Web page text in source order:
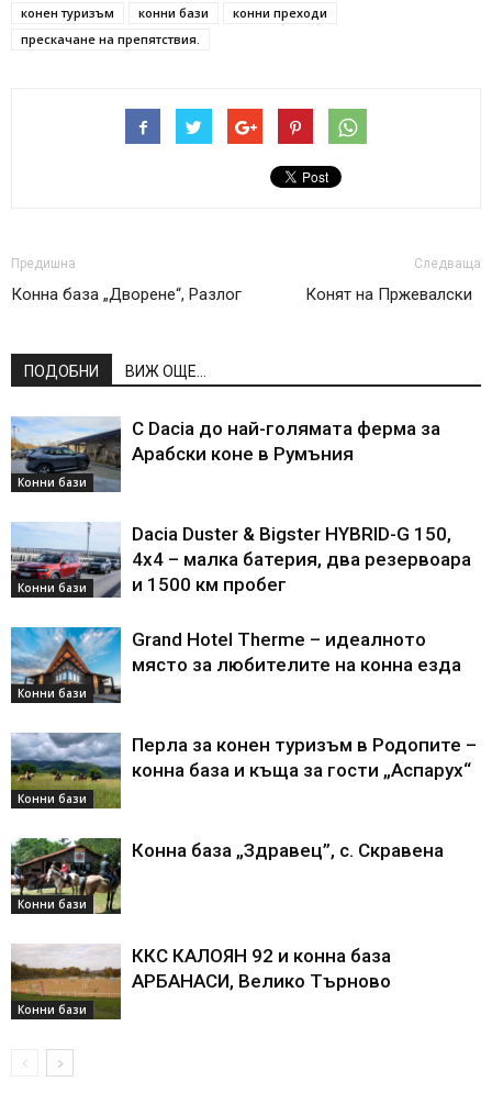
конен туризъм конни бази
конни преходи
прескачане на препятствия.
Предишна
Конна база „Дворене“, Разлог
Следваща
Конят на Пржевалски
ПОДОБНИ ВИЖ ОЩЕ...
Конни бази
С Dacia до най-голямата ферма за
Арабски коне в Румъния
Конни бази
Dacia Duster & Bigster HYBRID-G 150,
4х4 – малка батерия, два резервоара
и 1500 км пробег
Конни бази
Grand Hotel Therme – идеалното
място за любителите на конна езда
Конни бази
Перла за конен туризъм в Родопите –
конна база и къща за гости „Аспарух“
Конни бази
Конна база „Здравец”, с. Скравена
Конни бази
ККС КАЛОЯН 92 и конна база
АРБАНАСИ, Велико Търново